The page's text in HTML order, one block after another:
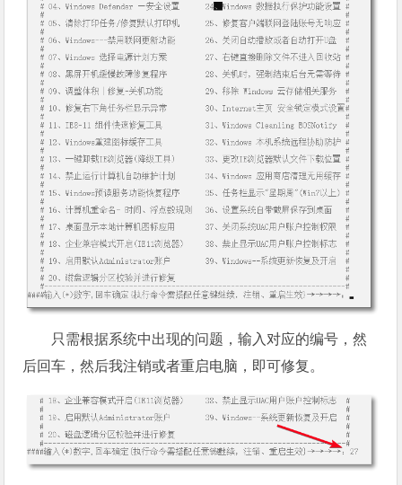
只需根据系统中出现的问题，输入对应的编号，然
后回车，然后我注销或者重启电脑，即可修复。